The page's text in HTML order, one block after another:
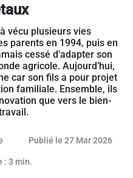
vécu plusieurs vies
parents en 1994, puis en
cessé d’adapter son
agricole. Aujourd’hui,
car son fils a pour projet
familiale. Ensemble, ils
que vers le bien-
Publié le 27 Mar 202626
: 3 min.